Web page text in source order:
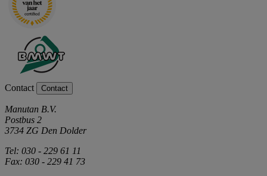
Contact Contact
Manutan B.V.
Postbus 2
3734 ZG Den Dolder
Tel: 030 - 229 61 11
Fax: 030 - 229 41 73